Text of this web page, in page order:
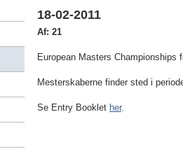
18-02-2011
Af: 21
European Masters Championships
Mesterskaberne finder sted i
Se Entry Booklet her.